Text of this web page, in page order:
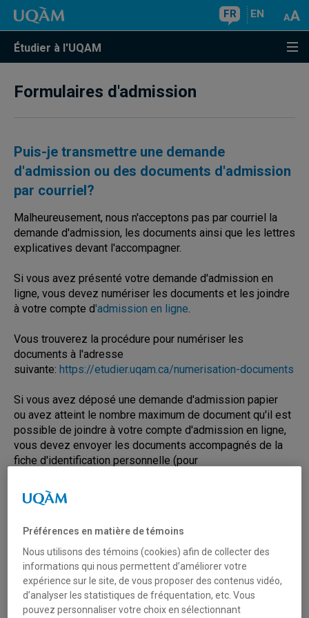
FR EN
Étudier à l'UQAM
Formulaires d'admission
Puis-je transmettre une demande
d'admission ou des documents d'admission
par courriel?
Malheureusement, nous n'acceptons pas par courriel la
demande d'admission, les documents ainsi que les lettres
explicatives devant l'accompagner.
Si vous avez présenté votre demande d'admission en
ligne, vous devez numériser les documents et les joindre
à votre compte d'admission en ligne.
Vous trouverez la procédure pour numériser les
documents à l'adresse
suivante: https://etudier.uqam.ca/numerisation-documents
Si vous avez déposé une demande d'admission papier
ou avez atteint le nombre maximum de document qu'il est
possible de joindre à votre compte d'admission en ligne,
vous devez envoyer les documents accompagnés de la
fiche d'identification personnelle (pour
personnalisé (pour une demande d'admission en ligne) à
l’adresse suivante :
Université du Québec à Montréal
Registrariat - Admission
Case postale 6190
Succursale Centre-ville
Montréal (Québec) H3C 4N6
Préférences en matière de témoins
Nous utilisons des témoins (cookies) afin de collecter des
informations qui nous permettent d’améliorer votre
expérience sur le site, de vous proposer des contenus vidéo,
d’analyser les statistiques de fréquentation, etc. Vous
pouvez personnaliser votre choix en sélectionnant